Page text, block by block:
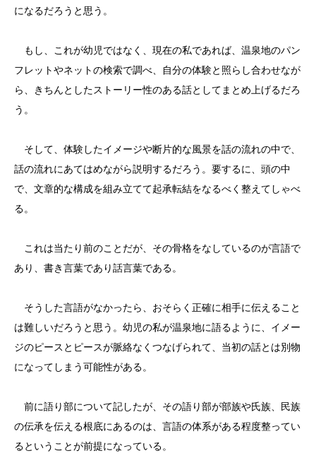
になるだろうと思う。
もし、これが幼児ではなく、現在の私であれば、温泉地のパン
フレットやネットの検索で調べ、自分の体験と照らし合わせなが
ら、きちんとしたストーリー性のある話としてまとめ上げるだろ
う。
そして、体験したイメージや断片的な風景を話の流れの中で、
話の流れにあてはめながら説明するだろう。要するに、頭の中
で、文章的な構成を組み立てて起承転結をなるべく整えてしゃべ
る。
これは当たり前のことだが、その骨格をなしているのが言語で
あり、書き言葉であり話言葉である。
そうした言語がなかったら、おそらく正確に相手に伝えること
は難しいだろうと思う。幼児の私が温泉地に語るように、イメー
ジのピースとピースが脈絡なくつなげられて、当初の話とは別物
になってしまう可能性がある。
前に語り部について記したが、その語り部が部族や氏族、民族
の伝承を伝える根底にあるのは、言語の体系がある程度整ってい
るということが前提になっている。